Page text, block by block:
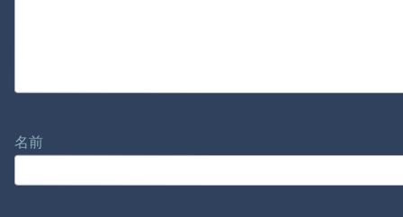
名前